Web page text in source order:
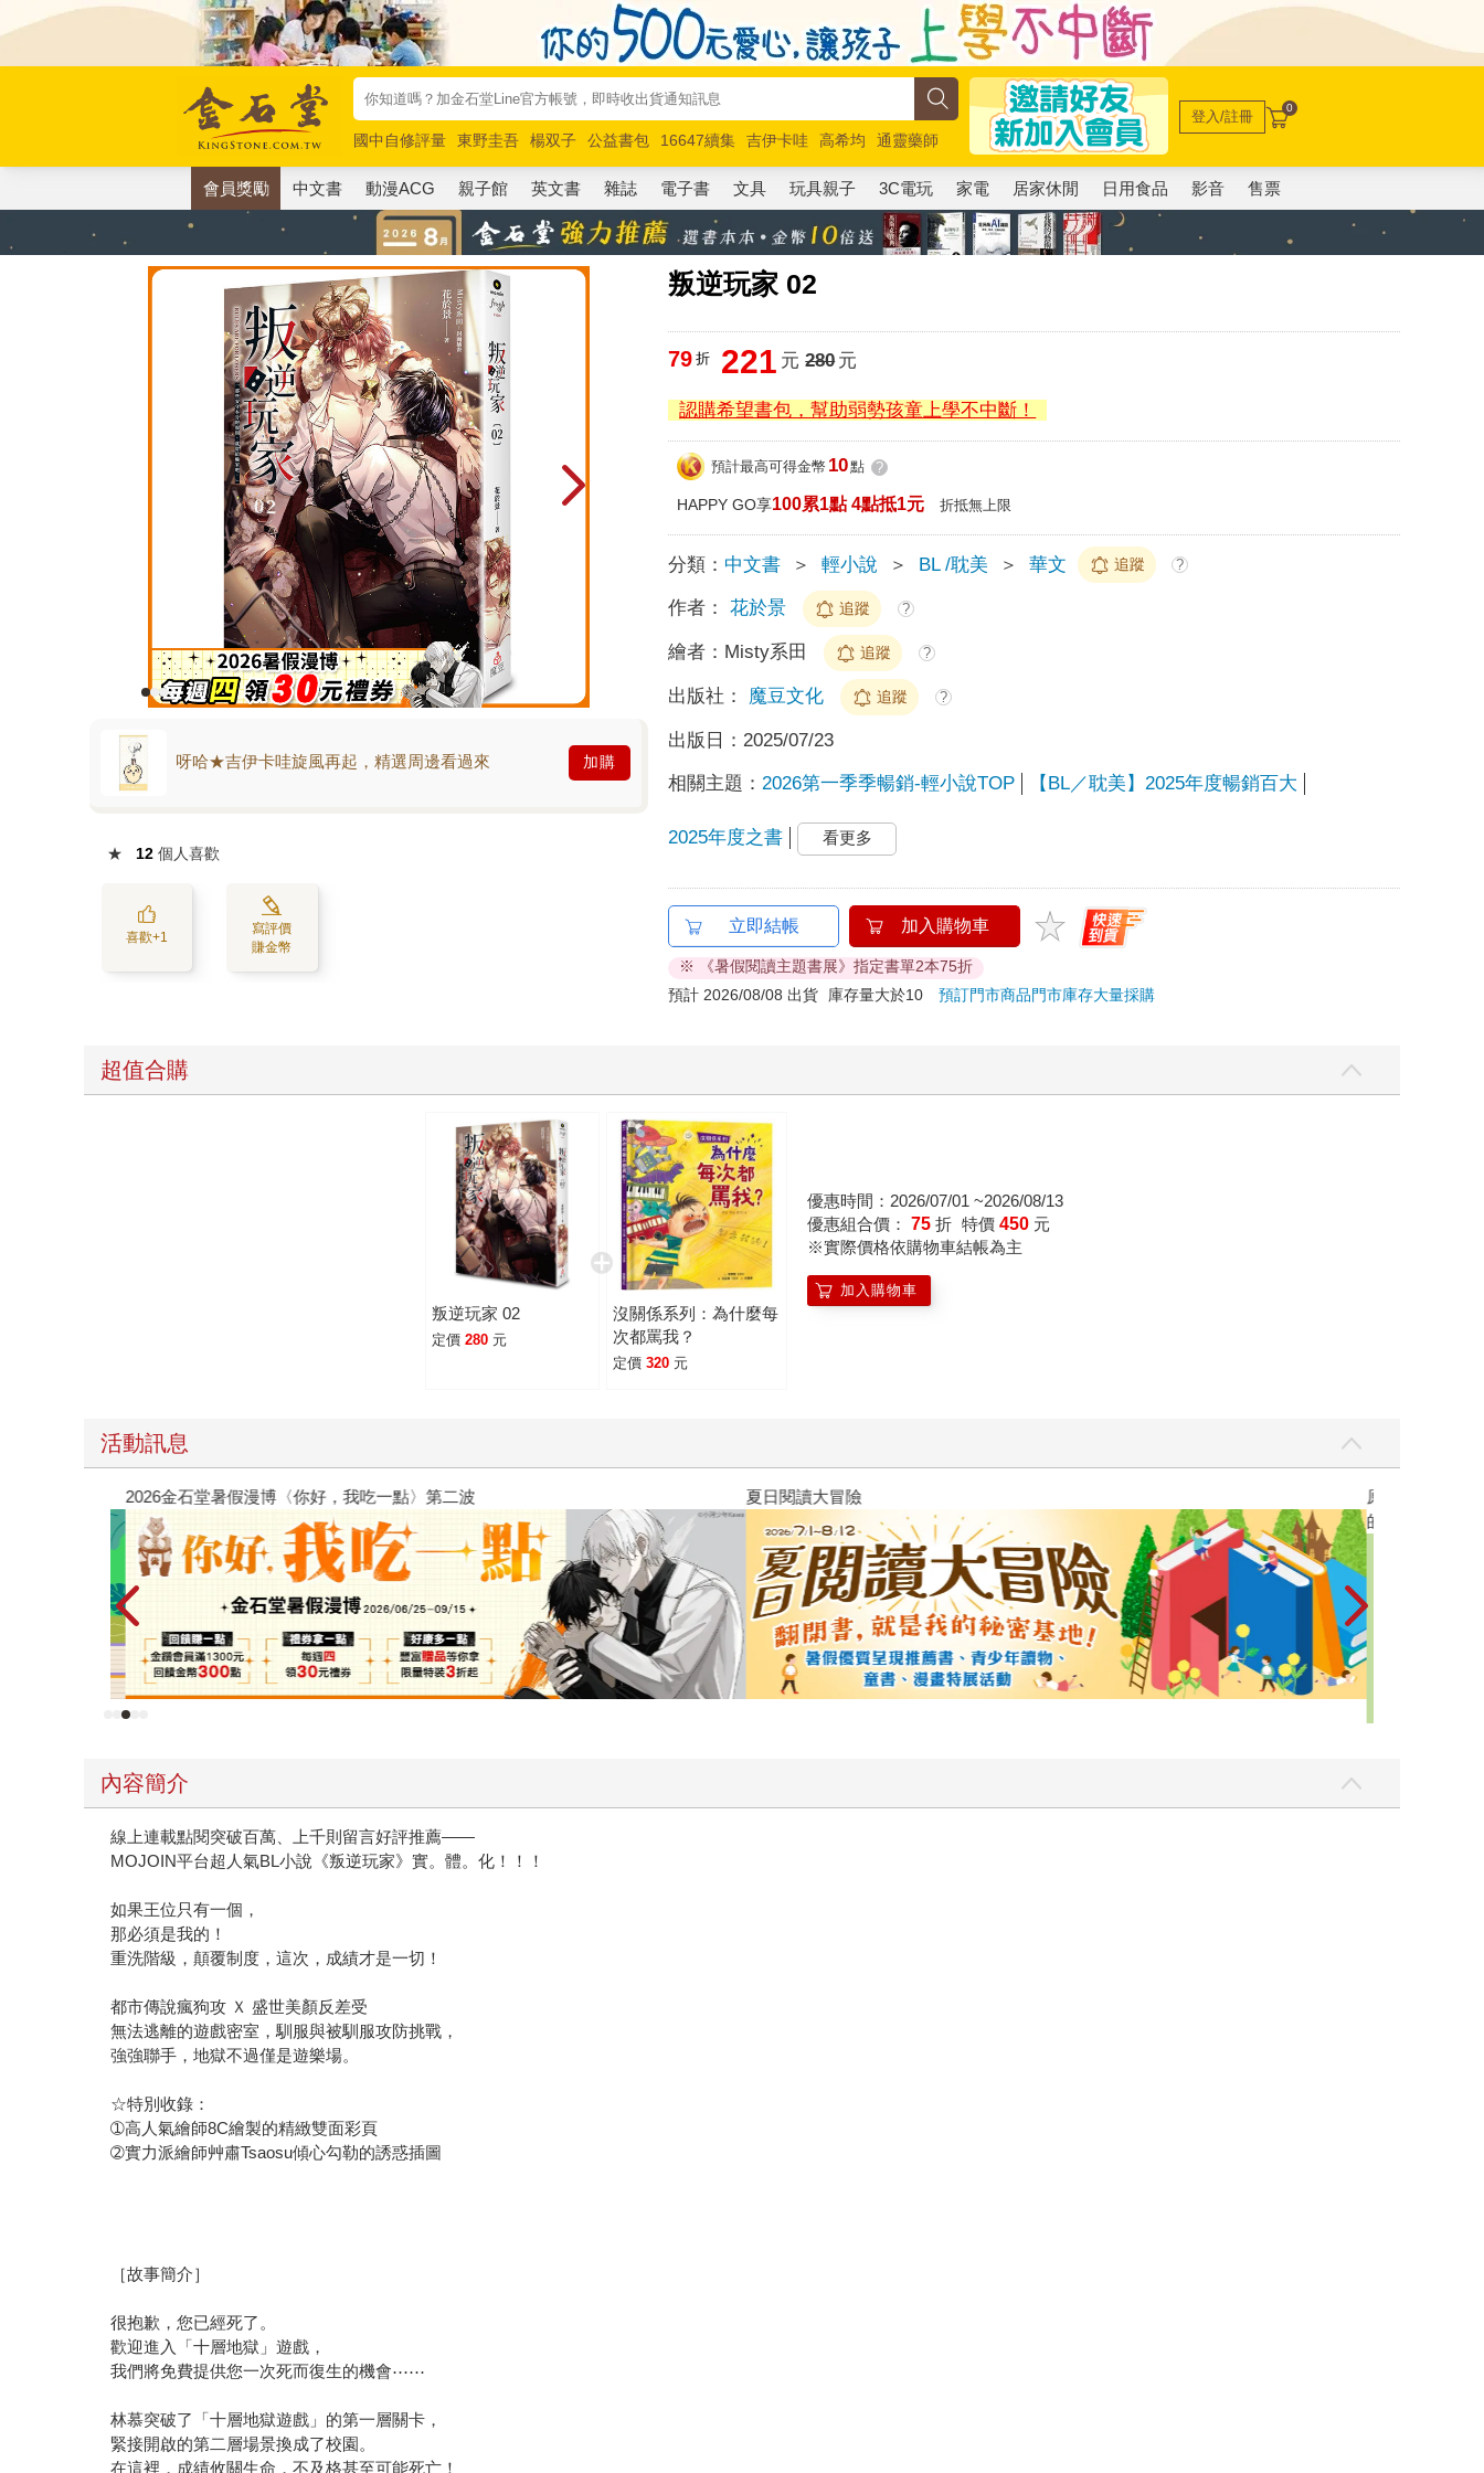
國中自修評量 東野圭吾 楊双子 公益書包 16647續集 吉伊卡哇 高希均
通靈藥師
唯紅花綻放
奧德賽 路邊攤新作 馬斯克 玩具總動員5 超慢跑
登入/註冊 0
會員獎勵 中文書 動漫ACG 親子館 英文書 雜誌 電子書 文具 玩具親子 3C電玩 家電 居家休閒 日用食品 影音 售票
叛逆玩家 02
呀哈★吉伊卡哇旋風再起，精選周邊看過來 加購
★ 12 個人喜歡
喜歡+1
寫評價
賺金幣
79 折 221 元 280元
認購希望書包，幫助弱勢孩童上學不中斷！
預計最高可得金幣 10點 ?
HAPPY GO享100累1點 4點抵1元 折抵無上限
分類： 中文書 ＞ 輕小說 ＞ BL /耽美 ＞ 華文 追蹤 ?
作者： 花於景 追蹤 ?
繪者： Misty系田 追蹤 ?
出版社： 魔豆文化 追蹤 ?
出版日： 2025/07/23
相關主題： 2026第一季季暢銷-輕小說TOP 【BL／耽美】2025年度暢銷百大
2025年度之書 看更多
立即結帳 加入購物車
※ 《暑假閱讀主題書展》指定書單2本75折
預計 2026/08/08 出貨
庫存量大於10預訂門市商品門市庫存大量採購
超值合購
叛逆玩家 02
定價 280 元
沒關係系列：為什麼每
次都罵我？
定價 320 元
優惠時間：2026/07/01 ~2026/08/13
優惠組合價： 75 折 特價 450 元
※實際價格依購物車結帳為主
加入購物車
活動訊息
2026金石堂暑假漫博〈你好，我吃一點〉第二波 夏日閱讀大冒險
原本只是跟全
的存在（１）
內容簡介
線上連載點閱突破百萬、上千則留言好評推薦——
MOJOIN平台超人氣BL小說《叛逆玩家》實。體。化！！！
如果王位只有一個，
那必須是我的！
重洗階級，顛覆制度，這次，成績才是一切！
都市傳說瘋狗攻 Ｘ 盛世美顏反差受
無法逃離的遊戲密室，馴服與被馴服攻防挑戰，
強強聯手，地獄不過僅是遊樂場。
☆特別收錄：
➀高人氣繪師8C繪製的精緻雙面彩頁
➁實力派繪師艸肅Tsaosu傾心勾勒的誘惑插圖
［故事簡介］
很抱歉，您已經死了。
歡迎進入「十層地獄」遊戲，
我們將免費提供您一次死而復生的機會⋯⋯
林慕突破了「十層地獄遊戲」的第一層關卡，
緊接開啟的第二層場景換成了校園。
在這裡，成績攸關生命，不及格甚至可能死亡！